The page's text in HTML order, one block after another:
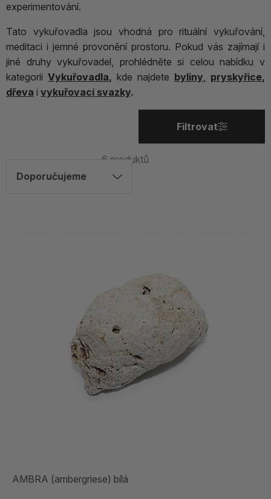
experimentování.
Tato vykuřovadla jsou vhodná pro rituální vykuřování,
meditaci i jemné provonění prostoru. Pokud vás zajímají i
jiné druhy vykuřovadel, prohlédněte si celou nabídku v
kategorii Vykuřovadla, kde najdete byliny, pryskyřice,
dřeva i vykuřovací svazky.
6 produktů
Filtrovat
AMBRA (ambergriese) bílá